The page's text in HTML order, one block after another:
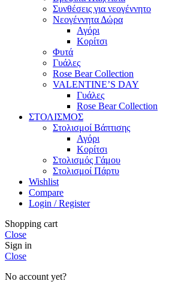
Συνθέσεις για νεογέννητο
Νεογέννητα Δώρα
Αγόρι
Κορίτσι
Φυτά
Γυάλες
Rose Bear Collection
VALENTINE’S DAY
Γυάλες
Rose Bear Collection
ΣΤΟΛΙΣΜΟΣ
Στολισμοί Βάπτισης
Αγόρι
Κορίτσι
Στολισμός Γάμου
Στολισμοί Πάρτυ
Wishlist
Compare
Login / Register
Shopping cart
Close
Sign in
Close
No account yet?